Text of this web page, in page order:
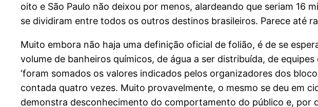
oito e São Paulo não deixou por menos, alardeando que seriam 16
se dividiram entre todos os outros destinos brasileiros. Parece até
Muito embora não haja uma definição oficial de folião, é de se
volume de banheiros químicos, de água a ser distribuída, de
‘foram somados os valores indicados pelos organizadores dos
contada quatro vezes. Muito provavelmente, o mesmo se deu em
demonstra desconhecimento do comportamento do público e, por